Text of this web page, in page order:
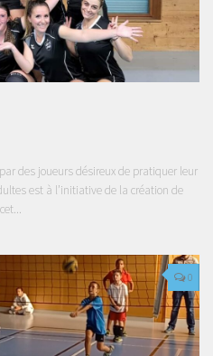
par des joueurs désireux de pratiquer leur
est à l’initiative de la création de
0